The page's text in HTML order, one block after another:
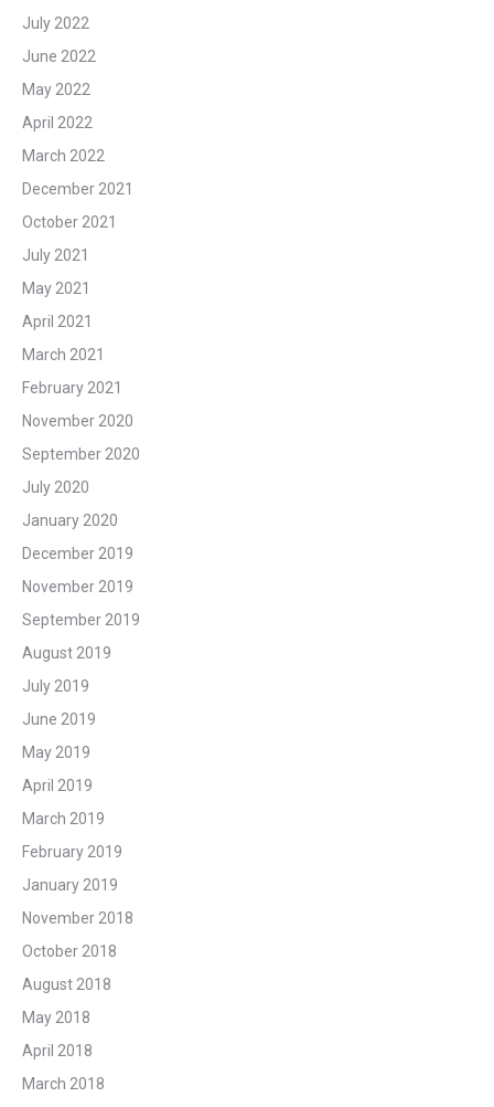
July 2022
June 2022
May 2022
April 2022
March 2022
December 2021
October 2021
July 2021
May 2021
April 2021
March 2021
February 2021
November 2020
September 2020
July 2020
January 2020
December 2019
November 2019
September 2019
August 2019
July 2019
June 2019
May 2019
April 2019
March 2019
February 2019
January 2019
November 2018
October 2018
August 2018
May 2018
April 2018
March 2018